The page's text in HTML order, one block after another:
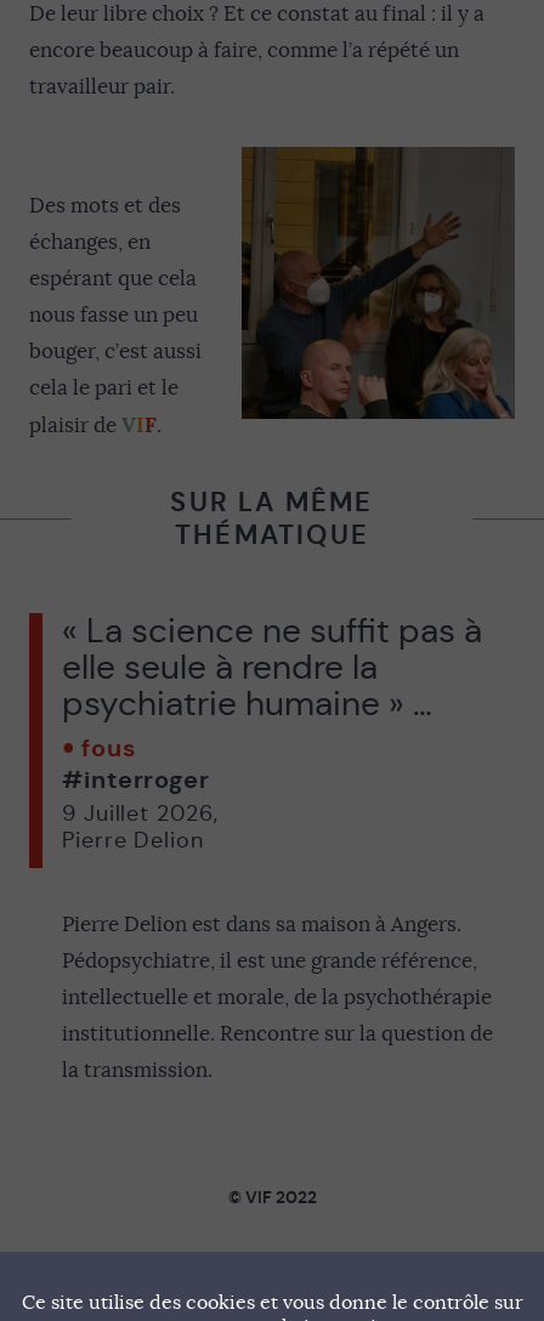
De leur libre choix ? Et ce constat au final : il y a
encore beaucoup à faire, comme l’a répété un
travailleur pair.
Des mots et des
échanges, en
espérant que cela
nous fasse un peu
bouger, c’est aussi
cela le pari et le
plaisir deVIF.
SUR LA MÊME
THÉMATIQUE
« La science ne suffit pas à
elle seule à rendre la
psychiatrie humaine » …
fous
#interroger
9 Juillet 2026,
Pierre Delion
Pierre Delion est dans sa maison à Angers.
Pédopsychiatre, il est une grande référence,
intellectuelle et morale, de la psychothérapie
institutionnelle. Rencontre sur la question de
la transmission.
© VIF 2022
SOUTENIR VIF
Ce site utilise des cookies et vous donne le contrôle sur